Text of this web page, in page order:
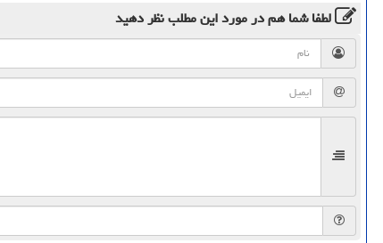
لطفا شما همدر مورد این مطلبنظر دهید